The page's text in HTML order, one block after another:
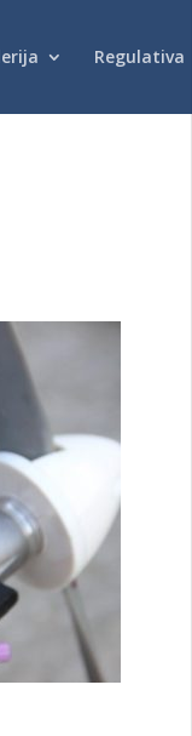
Regulativa